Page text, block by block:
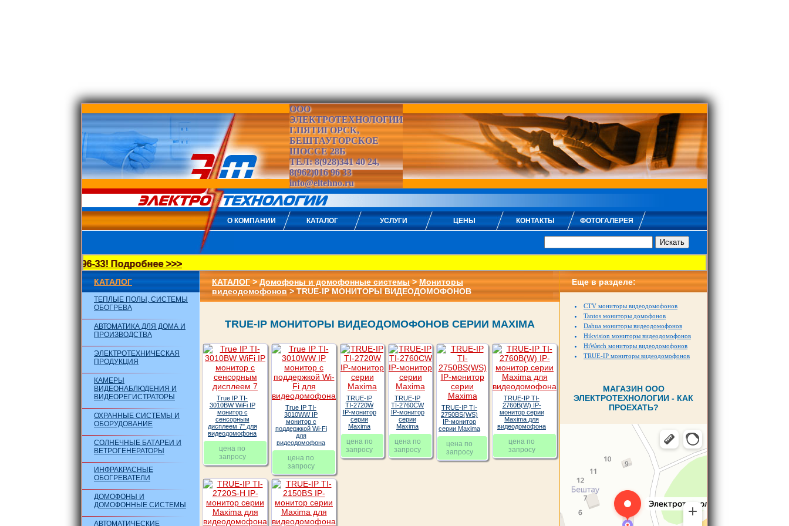
ООО
ЭЛЕКТРОТЕХНОЛОГИИ
Г.ПЯТИГОРСК,
БЕШТАУГОРСКОЕ
ШОССЕ 28Б
ТЕЛ: 8(928)341 40 24,
8(962)016 96 33
info@eltehno.ru
О КОМПАНИИ КАТАЛОГ УСЛУГИ ЦЕНЫ КОНТАКТЫ ФОТОГАЛЕРЕЯ
+7(962) 016-96-33! Подробнее >>>
КАТАЛОГ
ТЕПЛЫЕ ПОЛЫ, СИСТЕМЫ
ОБОГРЕВА
АВТОМАТИКА ДЛЯ ДОМА И
ПРОИЗВОДСТВА
ЭЛЕКТРОТЕХНИЧЕСКАЯ
ПРОДУКЦИЯ
КАМЕРЫ
ВИДЕОНАБЛЮДЕНИЯ И
ВИДЕОРЕГИСТРАТОРЫ
ОХРАННЫЕ СИСТЕМЫ И
ОБОРУДОВАНИЕ
СОЛНЕЧНЫЕ БАТАРЕИ И
ВЕТРОГЕНЕРАТОРЫ
ИНФРАКРАСНЫЕ
ОБОГРЕВАТЕЛИ
ДОМОФОНЫ И
ДОМОФОННЫЕ СИСТЕМЫ
АВТОМАТИЧЕСКИЕ
КАТАЛОГ>Домофоны и домофонные системы>Мониторы
видеодомофонов> TRUE-IP МОНИТОРЫ ВИДЕОДОМОФОНОВ
TRUE-IP МОНИТОРЫ ВИДЕОДОМОФОНОВ СЕРИИ MAXIMA
True IP TI-
3010BW WiFi IP
монитор с
сенсорным
дисплеем 7" для
видеодомофона
цена по
запросу
True IP TI-
3010WW IP
монитор с
поддержкой Wi-Fi
для
видеодомофона
цена по
запросу
TRUE-IP
TI-2720W
IP-монитор
серии
Maxima
цена по
запросу
TRUE-IP
TI-2760CW
IP-монитор
серии
Maxima
цена по
запросу
TRUE-IP TI-
2750BS(WS)
IP-монитор
серии Maxima
цена по
запросу
TRUE-IP TI-
2760B(W) IP-
монитор серии
Maxima для
видеодомофона
цена по
запросу
Еще в разделе:
CTV мониторы видеодомофонов
Tantos мониторы домофонов
Dahua мониторы видеодомофонов
Hikvision мониторы видеодомофонов
HiWatch мониторы видеодомофонов
TRUE-IP мониторы видеодомофонов
МАГАЗИН ООО
ЭЛЕКТРОТЕХНОЛОГИИ - КАК
ПРОЕХАТЬ?